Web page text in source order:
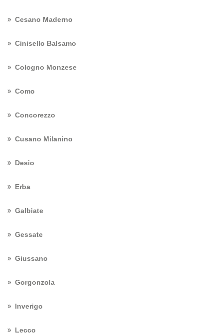
Cesano Maderno
Cinisello Balsamo
Cologno Monzese
Como
Concorezzo
Cusano Milanino
Desio
Erba
Galbiate
Gessate
Giussano
Gorgonzola
Inverigo
Lecco